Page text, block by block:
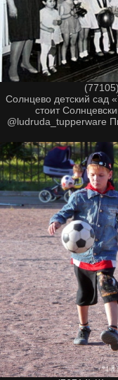
Солнцево детский сад
стоит
@ludruda_tupperware